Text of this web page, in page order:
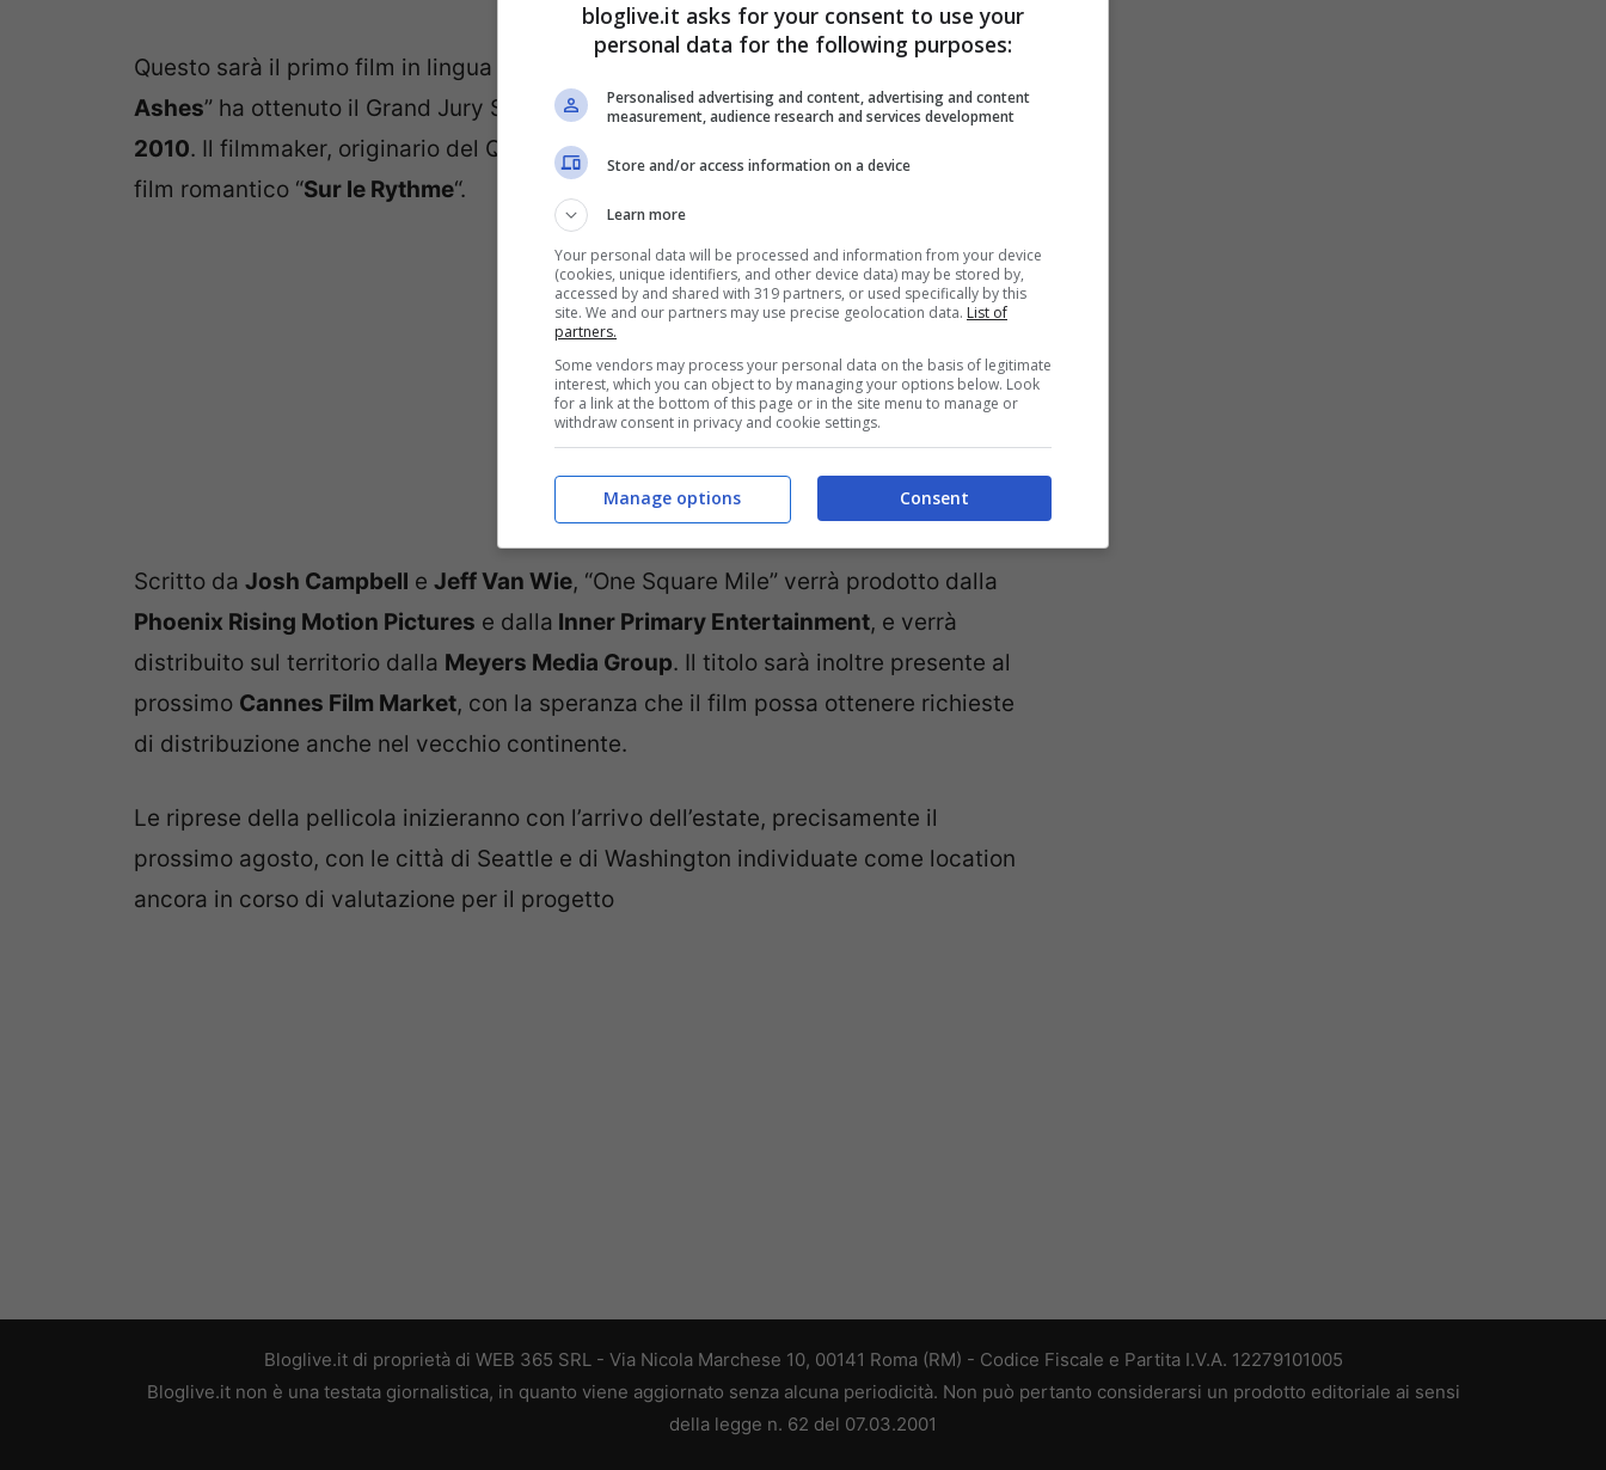
Questo sarà il primo film in lingua inglese per Michaud dopo che il suo “
Ashes” ha ottenuto il Grand Jury Sparky Award per il Miglior Film agliSlamdance
2010. Il filmmaker, originario del Quebec in Canada, ha recentemente realizzato il
film romantico “Sur le Rythme“.
Scritto da Josh Campbell e Jeff Van Wie, “One Square Mile” verrà prodotto dalla
Phoenix Rising Motion Pictures e dalla Inner Primary Entertainment, e verrà
distribuito sul territorio dalla Meyers Media Group. Il titolo sarà inoltre presente al
prossimo Cannes Film Market, con la speranza che il film possa ottenere richieste
di distribuzione anche nel vecchio continente.
Le riprese della pellicola inizieranno con l’arrivo dell’estate, precisamente il
prossimo agosto, con le città di Seattle e di Washington individuate come location
ancora in corso di valutazione per il progetto
Bloglive.it di proprietà di WEB 365 SRL - Via Nicola Marchese 10, 00141 Roma (RM) - Codice Fiscale e Partita I.V.A. 12279101005
Bloglive.it non è una testata giornalistica, in quanto viene aggiornato senza alcuna periodicità. Non può pertanto considerarsi un prodotto editoriale ai sensi
della legge n. 62 del 07.03.2001
bloglive.it asks for your consent to use your
personal data for the following purposes:
Personalised advertising and content, advertising and content
measurement, audience research and services development
Store and/or access information on a device
Learn more
Your personal data will be processed and information from your device
(cookies, unique identifiers, and other device data) may be stored by,
accessed by and shared with 319 partners, or used specifically by this
site. We and our partners may use precise geolocation data. List of
partners.
Some vendors may process your personal data on the basis of legitimate
interest, which you can object to by managing your options below. Look
for a link at the bottom of this page or in the site menu to manage or
withdraw consent in privacy and cookie settings.
Consent
Manage options